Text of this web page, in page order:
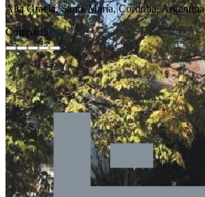
Alta Gracia, Santa María, Córdoba, Argentina
Compartir